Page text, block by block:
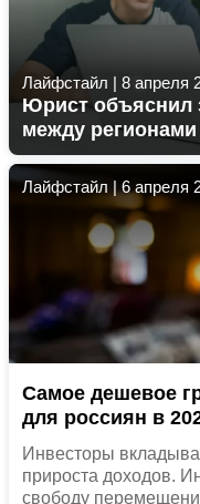
Лайфстайл | 8 апреля
Юрист объяснил
между
Лайфстайл |6 апреля
Самое дешевое
для россиян в
Инвесторы
прироста доходов.
свободу